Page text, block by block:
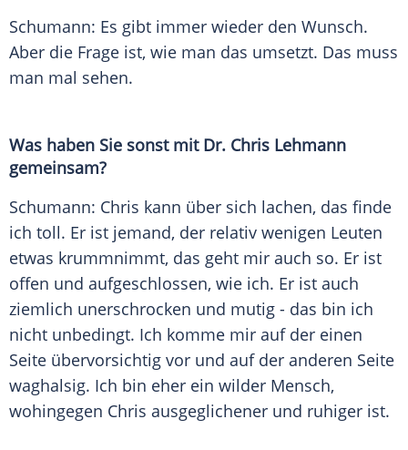
Schumann: Es gibt immer wieder den Wunsch.
Aber die Frage ist, wie man das umsetzt. Das muss
man mal sehen.
Was haben Sie sonst mit Dr. Chris Lehmann
gemeinsam?
Schumann: Chris kann über sich lachen, das finde
ich toll. Er ist jemand, der relativ wenigen Leuten
etwas krummnimmt, das geht mir auch so. Er ist
offen und aufgeschlossen, wie ich. Er ist auch
ziemlich unerschrocken und mutig - das bin ich
nicht unbedingt. Ich komme mir auf der einen
Seite übervorsichtig vor und auf der anderen Seite
waghalsig. Ich bin eher ein wilder Mensch,
wohingegen Chris ausgeglichener und ruhiger ist.